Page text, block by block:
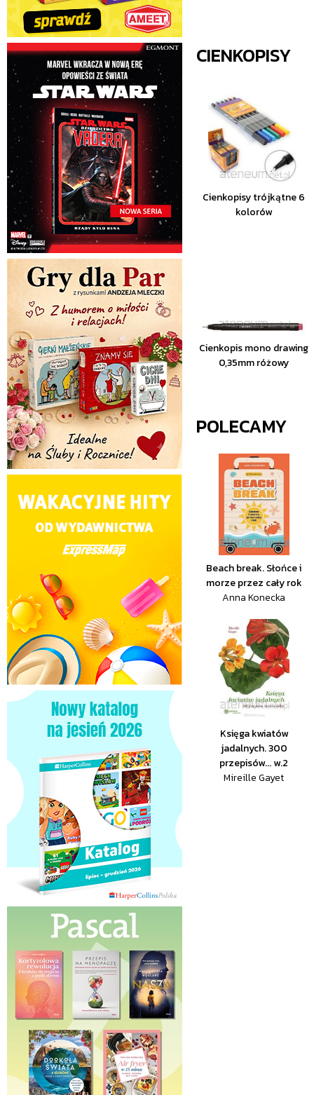
CIENKOPISY
Cienkopisy trójkątne 6
kolorów
Cienkopis mono drawing
0,35mm różowy
POLECAMY
Beach break. Słońce i
morze przez cały rok
Anna Konecka
Księga kwiatów
jadalnych. 300
przepisów... w.2
Mireille Gayet